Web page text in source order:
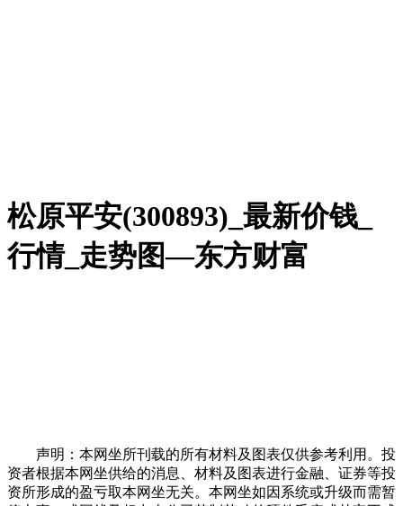
松原平安(300893)_最新价钱_
行情_走势图—东方财富
声明：本网坐所刊载的所有材料及图表仅供参考利用。投
资者根据本网坐供给的消息、材料及图表进行金融、证券等投
资所形成的盈亏取本网坐无关。本网坐如因系统或升级而需暂